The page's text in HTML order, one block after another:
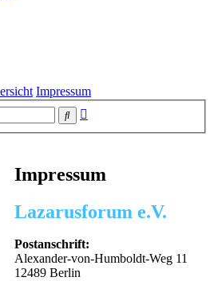
Impressum
Suche
Impressum
Lazarusforum e.V.
Postanschrift:
Alexander-von-Humboldt-Weg 11
12489 Berlin